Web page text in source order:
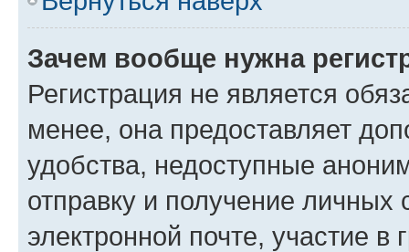
Зачем вообще нужна
Регистрация не является
менее, она предоставляет
удобства, недоступные
отправку и получение
электронной почте, участие в